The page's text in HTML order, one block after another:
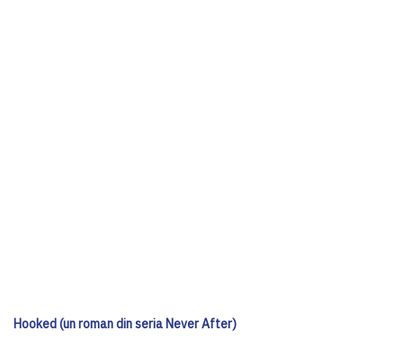
Hooked (un roman din seria Never After)